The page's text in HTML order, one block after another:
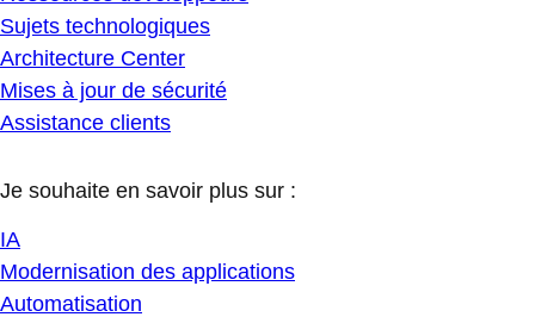
Sujets technologiques
Architecture Center
Mises à jour de sécurité
Assistance clients
Je souhaite en savoir plus sur :
IA
Modernisation des applications
Automatisation